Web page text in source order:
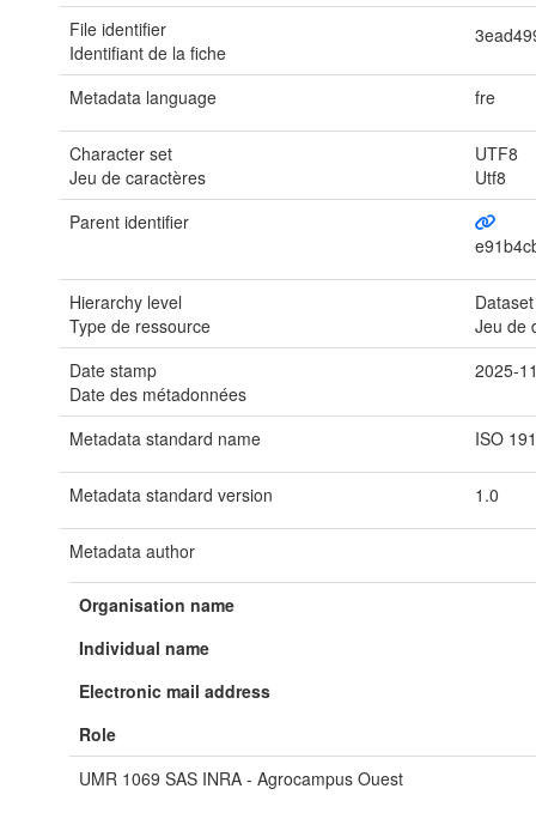
File identifier
Identifiant de la fiche
Metadata language fre
Character set
Jeu de caractères
UTF8
Utf8
Parent identifier
Hierarchy level
Type de ressource
Dataset
Jeu de
Date stamp
Date des métadonnées
2025-
Metadata standard name ISO
Metadata standard version 1.0
Metadata author
Organisation name
Individual name
Electronic mail address
Role
UMR 1069 SAS INRA - Agrocampus Ouest